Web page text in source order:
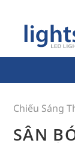
Chiếu Sáng
SÂN